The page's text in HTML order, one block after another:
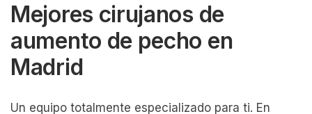
Mejores cirujanos de
aumento de pecho en
Madrid
Un equipo totalmente especializado para ti. En